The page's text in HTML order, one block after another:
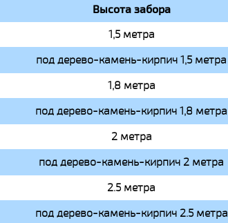
Высота забора
1,5 метра
под дерево-камень-кирпич 1,5 метра
1,8 метра
под дерево-камень-кирпич 1,8 метра
2 метра
под дерево-камень-кирпич 2 метра
2.5 метра
под дерево-камень-кирпич 2.5 метра